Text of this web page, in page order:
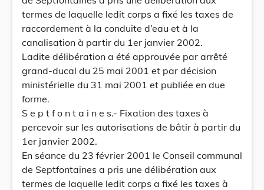
termes de laquelle ledit corps a fixé les taxes de
raccordement à la conduite d’eau et à la
canalisation à partir du 1er janvier 2002.
Ladite délibération a été approuvée par arrêté
grand-ducal du 25 mai 2001 et par décision
ministérielle du 31 mai 2001 et publiée en due
forme.
S e p t f o n t a i n e s.- Fixation des taxes à
percevoir sur les autorisations de bâtir à partir du
1er janvier 2002.
En séance du 23 février 2001 le Conseil communal
de Septfontaines a pris une délibération aux
termes de laquelle ledit corps a fixé les taxes à